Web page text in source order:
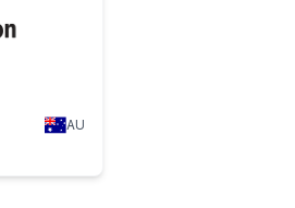
AU